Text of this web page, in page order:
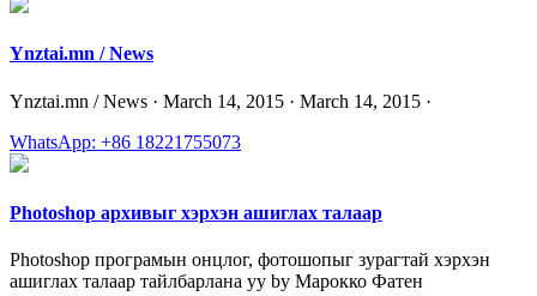
Ynztai.mn / News
Ynztai.mn / News · March 14, 2015 · March 14, 2015 ·
WhatsApp: +86 18221755073
Photoshop архивыг хэрхэн ашиглах талаар
Photoshop програмын онцлог, фотошопыг зурагтай хэрхэн
ашиглах талаар тайлбарлана уу by Марокко Фатен